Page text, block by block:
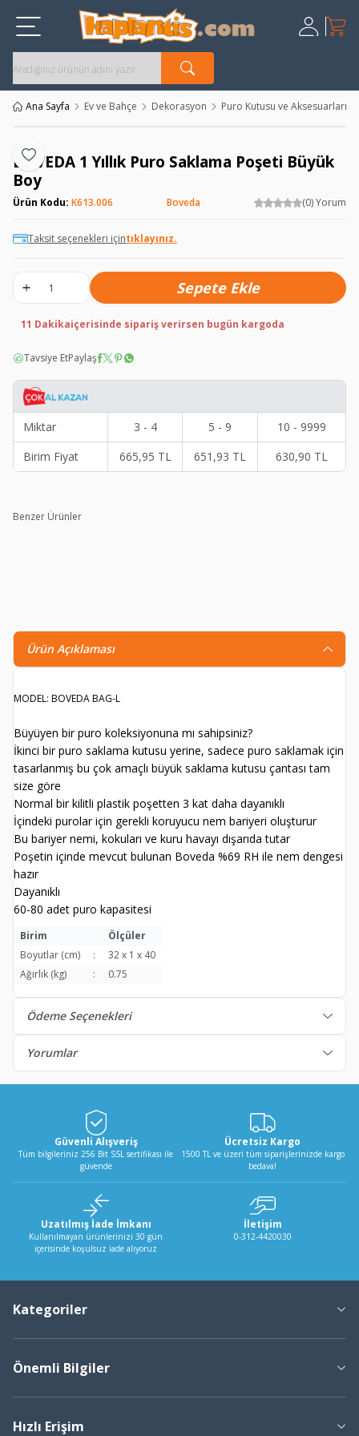
Üye
Kayıt Ol
Sepet
Ana Sayfa Ev ve Bahçe Dekorasyon Puro Kutusu ve Aksesuarları
Favoriye Ekle
BOVEDA 1 Yıllık Puro Saklama Poşeti Büyük
Boy
Ürün Kodu: K613.006 Boveda (0) Yorum
Taksit seçenekleri içintıklayınız.
Sepete Ekle
11 Dakikaiçerisinde sipariş verirsen bugün kargoda
Tavsiye EtPaylaş
Miktar 3 - 4 5 - 9
10 - 9999
Birim Fiyat
665,95 TL 651,93 TL 630,90 TL
Benzer Ürünler
Ürün Açıklaması
MODEL: BOVEDA BAG-L
Büyüyen bir puro koleksiyonuna mı sahipsiniz?
İkinci bir puro saklama kutusu yerine, sadece puro saklamak için
tasarlanmış bu çok amaçlı büyük saklama kutusu çantası tam
size göre
Normal bir kilitli plastik poşetten 3 kat daha dayanıklı
İçindeki purolar için gerekli koruyucu nem bariyeri oluşturur
Bu bariyer nemi, kokuları ve kuru havayı dışarıda tutar
Poşetin içinde mevcut bulunan Boveda %69 RH ile nem dengesi
hazır
Dayanıklı
60-80 adet puro kapasitesi
Birim
Ölçüler
Boyutlar (cm)
:
32 x 1 x 40
Ağırlık (kg)
: 0.75
Ödeme Seçenekleri
Yorumlar
Güvenli Alışveriş
Tüm bilgileriniz 256 Bit SSL sertifikası ile
güvende
Ücretsiz Kargo
1500 TL ve üzeri tüm siparişlerinizde kargo
bedava!
Uzatılmış İade İmkanı
Kullanılmayan ürünlerinizi 30 gün
içerisinde koşulsuz iade alıyoruz
İletişim
0-312-4420030
Kategoriler
Önemli Bilgiler
Hızlı Erişim